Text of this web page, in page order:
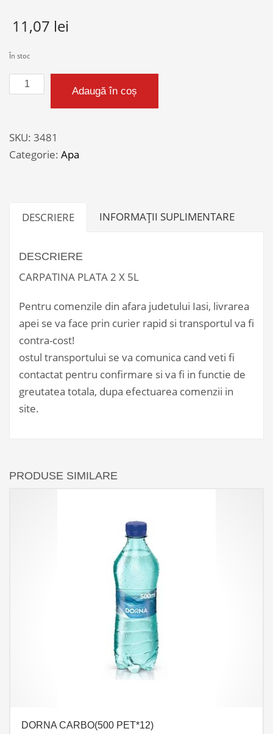
11,07 lei
În stoc
Cantitate
CARPATINA
2X5L
Adaugă în coș
SKU: 3481
Categorie: Apa
DESCRIERE INFORMAȚII SUPLIMENTARE
DESCRIERE
CARPATINA PLATA 2 X 5L
Pentru comenzile din afara judetului Iasi, livrarea
apei se va face prin curier rapid si transportul va fi
contra-cost!
ostul transportului se va comunica cand veti fi
contactat pentru confirmare si va fi in functie de
greutatea totala, dupa efectuarea comenzii in
site.
PRODUSE SIMILARE
DORNA CARBO(500 PET*12)